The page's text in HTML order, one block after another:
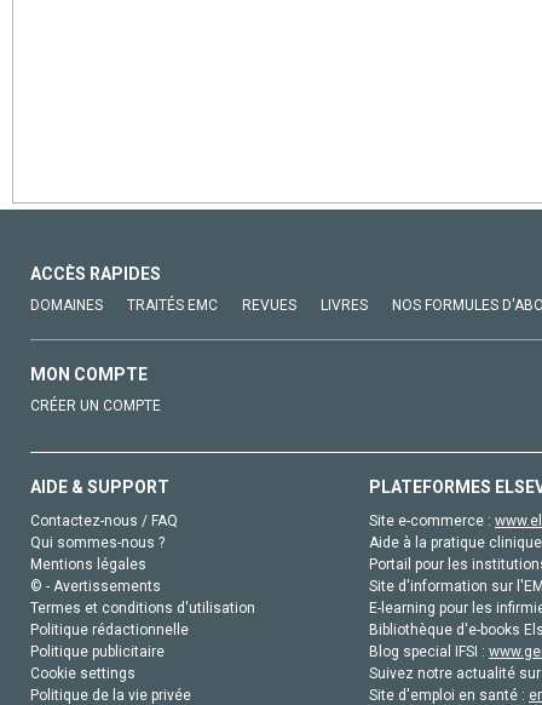
ACCÈS RAPIDES
DOMAINES TRAITÉS EMC REVUES LIVRES NOS FORMULES
MON COMPTE
CRÉER UN COMPTE
AIDE & SUPPORT
Contactez-nous / FAQ
Qui sommes-nous ?
Mentions légales
© - Avertissements
Termes et conditions d'utilisation
Politique rédactionnelle
Politique publicitaire
Cookie settings
Politique de la vie privée
PLATEFORMES
Site e-commerce :
Aide à la pratique
Portail pour les
Site d'information sur
E-learning pour les
Bibliothèque d'e-books
Blog special IFSI :
Suivez notre actualité
Site d'emploi en santé :